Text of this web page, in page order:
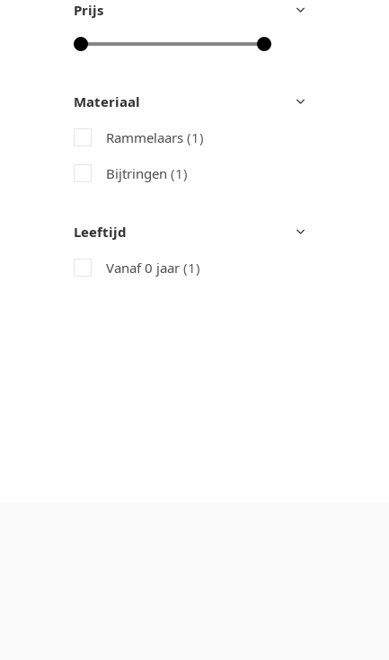
Prijs
Materiaal
Rammelaars (1)
Bijtringen (1)
Leeftijd
Vanaf 0 jaar (1)